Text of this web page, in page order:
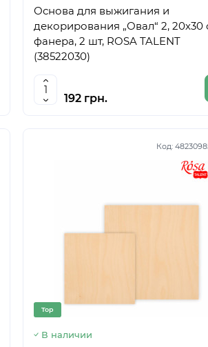
Основа для выжигания и
декорирования „Овал“ 2, 20х30
фанера, 2 шт, ROSA TALENT
(38522030)
192 грн.
Код:
Top
В наличии